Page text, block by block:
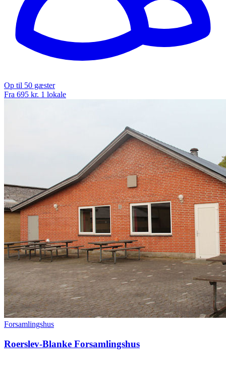
Op til 50 gæster
Fra 695 kr. 1 lokale
Forsamlingshus
Roerslev-Blanke Forsamlingshus